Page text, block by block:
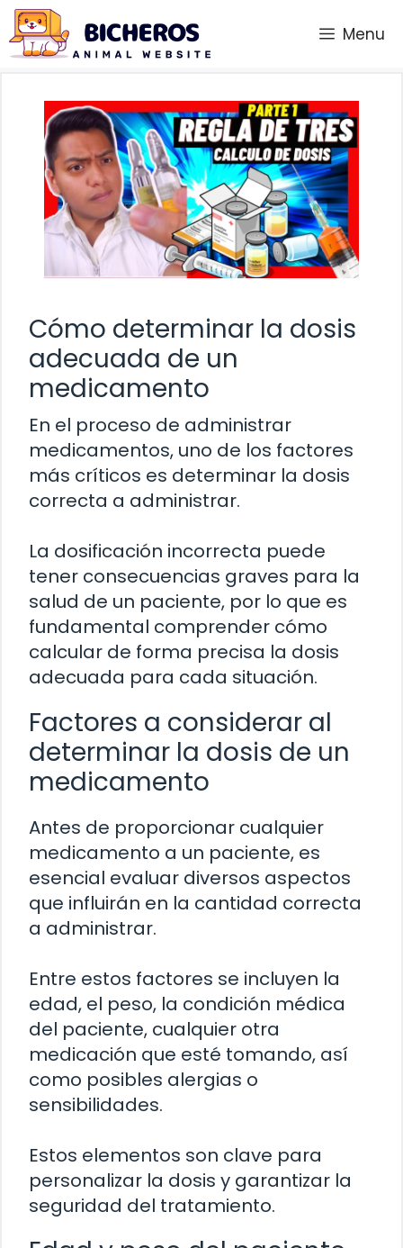
Saltar
al
contenido
Menu
Cómo determinar la dosis
adecuada de un
medicamento
En el proceso de administrar
medicamentos, uno de los factores
más críticos es determinar la dosis
correcta a administrar.
La dosificación incorrecta puede
tener consecuencias graves para la
salud de un paciente, por lo que es
fundamental comprender cómo
calcular de forma precisa la dosis
adecuada para cada situación.
Factores a considerar al
determinar la dosis de un
medicamento
Antes de proporcionar cualquier
medicamento a un paciente, es
esencial evaluar diversos aspectos
que influirán en la cantidad correcta
a administrar.
Entre estos factores se incluyen la
edad, el peso, la condición médica
del paciente, cualquier otra
medicación que esté tomando, así
como posibles alergias o
sensibilidades.
Estos elementos son clave para
personalizar la dosis y garantizar la
seguridad del tratamiento.